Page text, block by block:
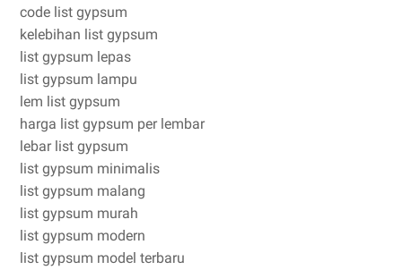
code list gypsum
kelebihan list gypsum
list gypsum lepas
list gypsum lampu
lem list gypsum
harga list gypsum per lembar
lebar list gypsum
list gypsum minimalis
list gypsum malang
list gypsum murah
list gypsum modern
list gypsum model terbaru